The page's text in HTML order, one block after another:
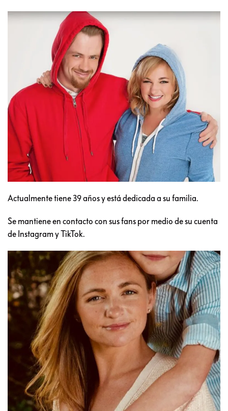
Actualmente tiene 39 años y está dedicada a su familia.
Se mantiene en contacto con sus fans por medio de su cuenta
de Instagram y TikTok.